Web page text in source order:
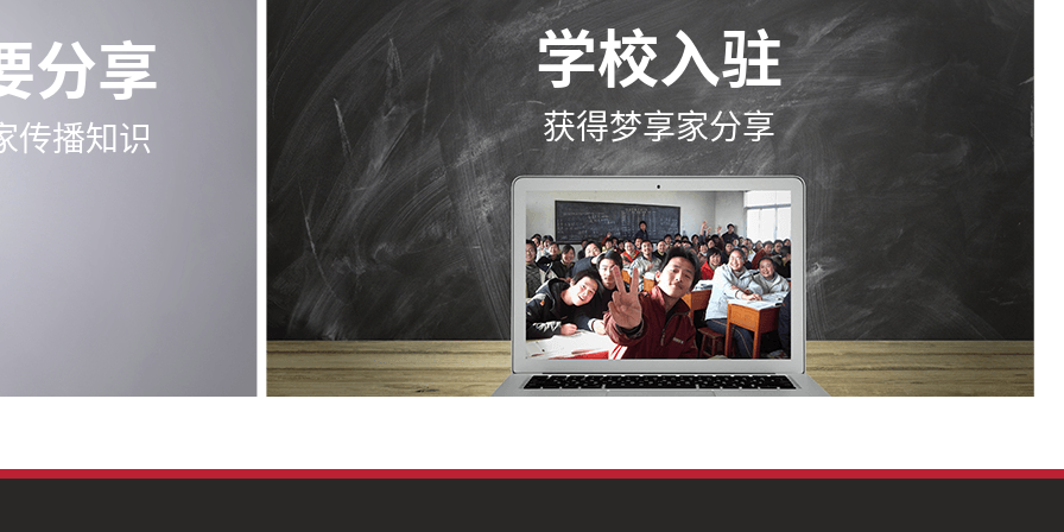
分享
传播知识
学校入驻
获得梦享家分享